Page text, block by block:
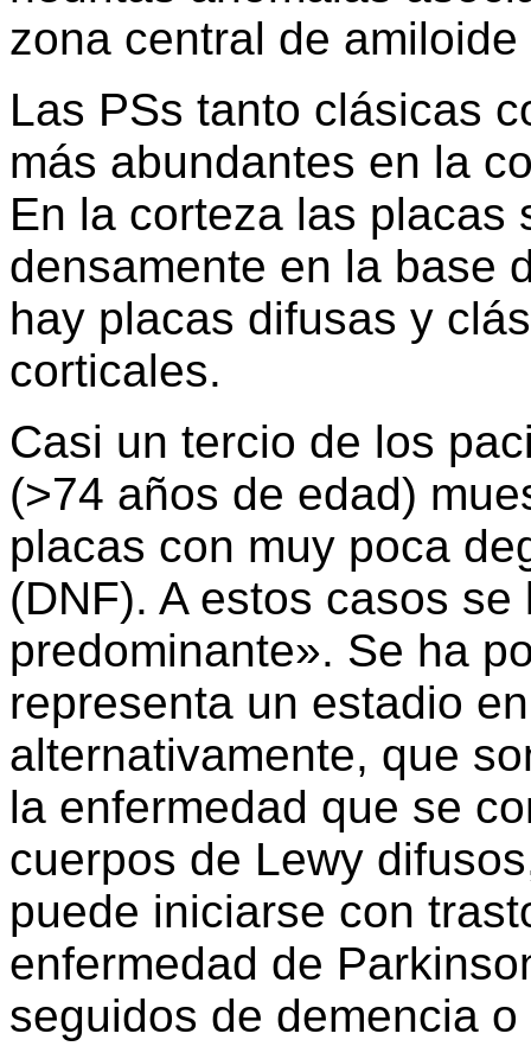
zona central de
Las PSs tanto clásicas
más abundantes en la
En la corteza las placas
densamente en la base
hay placas difusas y
corticales.
Casi un tercio de los
(>74 años de edad)
placas con muy poca
(DNF). A estos casos
predominante». Se ha
representa un estadio
alternativamente, que
la enfermedad que se
cuerpos de Lewy
puede iniciarse con
enfermedad de
seguidos de demencia